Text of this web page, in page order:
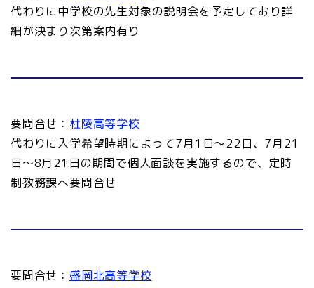
代わりに中学校の先生対象の説明会を予定しており詳
細が決まり次第案内有り
要問合せ： 杜陵高等学校
代わりに入学希望時期によって7月1日～22日、7月21
日～8月21日の期間で個人面談を実施するので、定時
制教務課へ要問合せ
要問合せ： 盛岡北高等学校